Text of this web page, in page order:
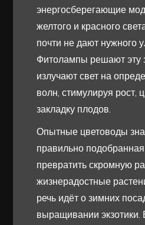
энергосберегающие
желтого и красного
почти не дают нужного
Фитолампы решают эту
излучают свет на
волн, стимулируя рост,
закладку плодов.
Опытные цветоводы
правильно
превратить скромную
жизнерадостные
речь идёт о зимних
выращивании